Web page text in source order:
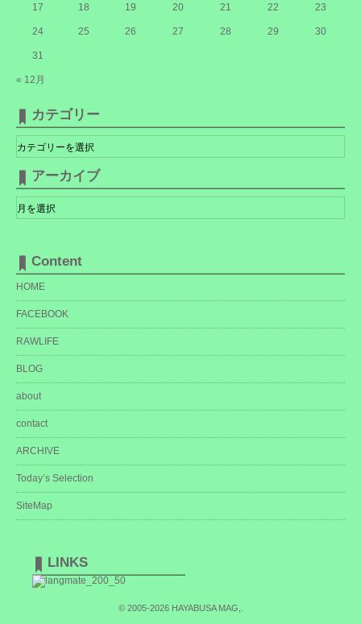
« 12月
17 18 19 20 21 22 23
24 25 26 27 28 29 30
31
カテゴリー
テ
ゴ
リ
ー
アーカイブ
ー
カ
Content
HOME
FACEBOOK
RAWLIFE
BLOG
about
contact
ARCHIVE
Today’s Selection
SiteMap
LINKS
© 2005-2026 HAYABUSA MAG,